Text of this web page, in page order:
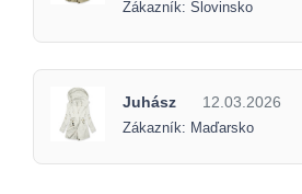
Zákazník: Slovinsko
Juhász 12.03.2026
Zákazník: Maďarsko